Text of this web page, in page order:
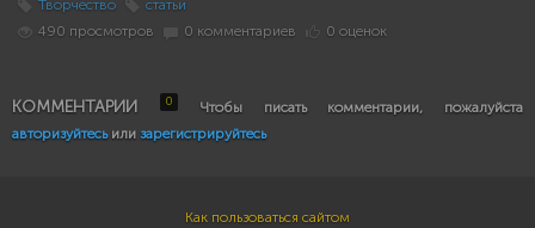
Творчество
статьи
490 просмотров
0 комментариев 0 оценок
КОММЕНТАРИИ 0
Чтобы писать комментарии, пожалуйста
авторизуйтесьили зарегистрируйтесь
Как пользоваться сайтом